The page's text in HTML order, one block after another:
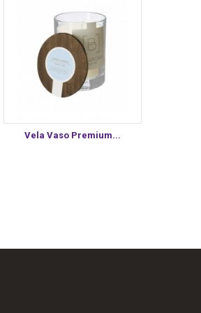
Vela Vaso Premium...